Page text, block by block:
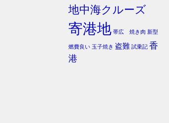
地中海クルーズ
寄港地 帯広 焼き肉 新型
燃費良い 玉子焼き 盗難 試乗記 香
港